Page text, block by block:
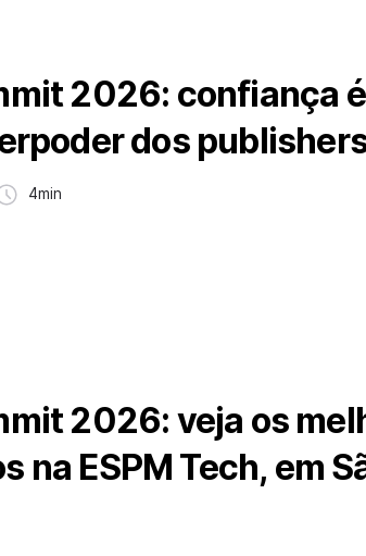
2026: confiança
dos
4min
2026: veja os
na ESPM Tech, em